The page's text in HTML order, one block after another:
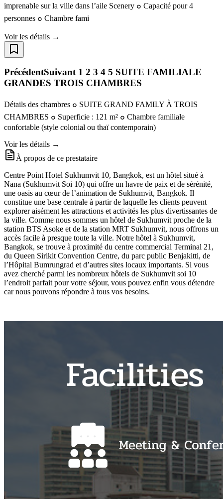
imprenable sur la ville dans l’aile Scenery ๐ Capacité pour 4
personnes ๐ Chambre fami
Voir les détails →
PrécédentSuivant 1 2 3 4 5 SUITE FAMILIALE
GRANDES TROIS CHAMBRES
Détails des chambres ๐ SUITE GRAND FAMILY À TROIS
CHAMBRES ๐ Superficie : 121 m² ๐ Chambre familiale
confortable (style colonial ou thaï contemporain)
Voir les détails →
À propos de ce prestataire
Centre Point Hotel Sukhumvit 10, Bangkok, est un hôtel situé à
Nana (Sukhumvit Soi 10) qui offre un havre de paix et de sérénité,
une oasis au cœur de l’animation de Sukhumvit, Bangkok. Il
constitue une base centrale à partir de laquelle les clients peuvent
explorer aisément les attractions et activités les plus divertissantes de
la ville. Comme nous sommes un hôtel de Sukhumvit proche de la
station BTS Asoke et de la station MRT Sukhumvit, nous offrons un
accès facile à presque toute la ville. Notre hôtel à Sukhumvit,
Bangkok, se trouve à proximité du centre commercial Terminal 21,
du Queen Sirikit Convention Centre, du parc public Benjakitti, de
l’Hôpital Bumrungrad et d’autres sites locaux importants. Si vous
avez cherché parmi les nombreux hôtels de Sukhumvit soi 10
l’endroit parfait pour votre séjour, vous pouvez enfin vous détendre
car nous pouvons répondre à tous vos besoins.